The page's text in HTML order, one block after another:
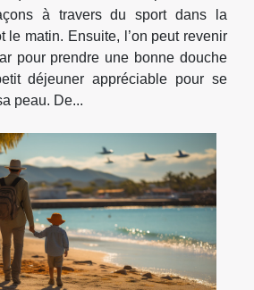
à travers du sport dans la
le matin. Ensuite, l’on peut revenir
pour prendre une bonne douche
déjeuner appréciable pour se
peau. De...